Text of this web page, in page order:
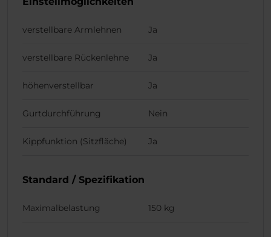
verstellbare Armlehnen Ja
verstellbare Rückenlehne Ja
höhenverstellbar Ja
Gurtdurchführung Nein
Kippfunktion (Sitzfläche) Ja
Standard / Spezifikation
Maximalbelastung 150 kg